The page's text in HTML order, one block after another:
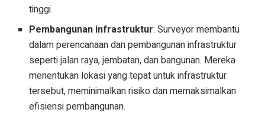
tinggi.
Pembangunan infrastruktur: Surveyor membantu
dalam perencanaan dan pembangunan infrastruktur
seperti jalan raya, jembatan, dan bangunan. Mereka
menentukan lokasi yang tepat untuk infrastruktur
tersebut, meminimalkan risiko dan memaksimalkan
efisiensi pembangunan.